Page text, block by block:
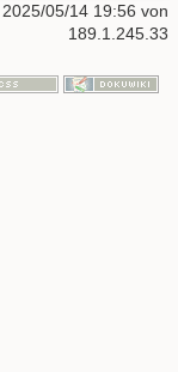
2025/05/14 19:56 von
189.1.245.33